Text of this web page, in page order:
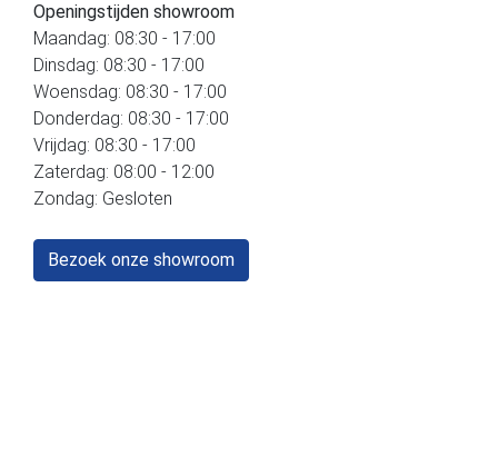
Openingstijden showroom
Maandag: 08:30 - 17:00
Dinsdag: 08:30 - 17:00
Woensdag: 08:30 - 17:00
Donderdag: 08:30 - 17:00
Vrijdag: 08:30 - 17:00
Zaterdag: 08:00 - 12:00
Zondag: Gesloten
Bezoek onze showroom